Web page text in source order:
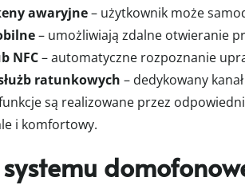
awaryjne– użytkownik może
– umożliwiają zdalne otwieranie
NFC– automatyczne rozpoznanie
ratunkowych – dedykowany
są realizowane przez
i komfortowy.